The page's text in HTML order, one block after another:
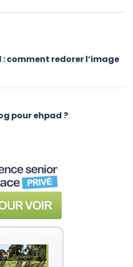
comment redorer l’image
pour ehpad ?